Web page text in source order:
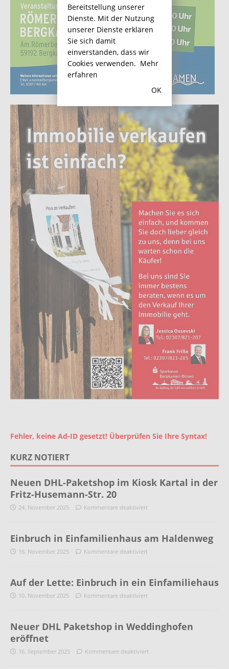
Fehler, keine Ad-ID gesetzt! Überprüfen Sie Ihre Syntax!
KURZ NOTIERT
Neuen DHL-Paketshop im Kiosk Kartal in der
Fritz-Husemann-Str. 20
24. November 2025 Kommentare deaktiviert
Einbruch in Einfamilienhaus am Haldenweg
16. November 2025 Kommentare deaktiviert
Auf der Lette: Einbruch in ein Einfamiliehaus
10. November 2025 Kommentare deaktiviert
Neuer DHL Paketshop in Weddinghofen
eröffnet
16. September 2025 Kommentare deaktiviert
Bereitstellung unserer
Dienste. Mit der Nutzung
unserer Dienste erklären
Sie sich damit
einverstanden, dass wir
Cookies verwenden. Mehr
erfahren
OK